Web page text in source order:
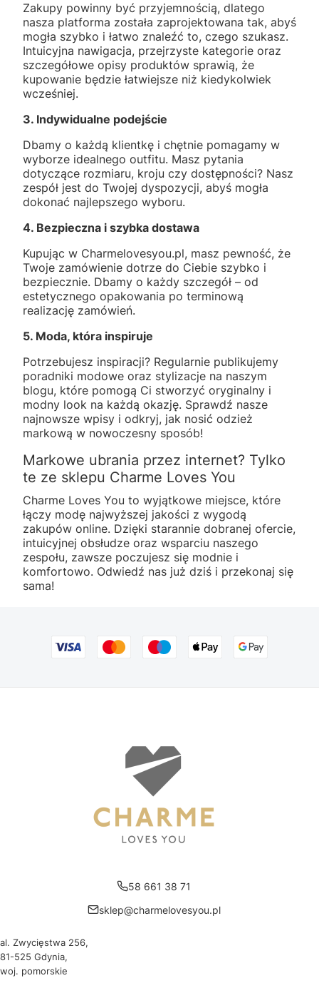
Zakupy powinny być przyjemnością, dlatego
nasza platforma została zaprojektowana tak, abyś
mogła szybko i łatwo znaleźć to, czego szukasz.
Intuicyjna nawigacja, przejrzyste kategorie oraz
szczegółowe opisy produktów sprawią, że
kupowanie będzie łatwiejsze niż kiedykolwiek
wcześniej.
3. Indywidualne podejście
Dbamy o każdą klientkę i chętnie pomagamy w
wyborze idealnego outfitu. Masz pytania
dotyczące rozmiaru, kroju czy dostępności? Nasz
zespół jest do Twojej dyspozycji, abyś mogła
dokonać najlepszego wyboru.
4. Bezpieczna i szybka dostawa
Kupując w Charmelovesyou.pl, masz pewność, że
Twoje zamówienie dotrze do Ciebie szybko i
bezpiecznie. Dbamy o każdy szczegół – od
estetycznego opakowania po terminową
realizację zamówień.
5. Moda, która inspiruje
Potrzebujesz inspiracji? Regularnie publikujemy
poradniki modowe oraz stylizacje na naszym
blogu, które pomogą Ci stworzyć oryginalny i
modny look na każdą okazję. Sprawdź nasze
najnowsze wpisy i odkryj, jak nosić odzież
markową w nowoczesny sposób!
Markowe ubrania przez internet? Tylko
te ze sklepu Charme Loves You
Charme Loves You to wyjątkowe miejsce, które
łączy modę najwyższej jakości z wygodą
zakupów online. Dzięki starannie dobranej ofercie,
intuicyjnej obsłudze oraz wsparciu naszego
zespołu, zawsze poczujesz się modnie i
komfortowo. Odwiedź nas już dziś i przekonaj się
sama!
58 661 38 71
sklep@charmelovesyou.pl
al. Zwycięstwa 256,
81-525 Gdynia,
woj. pomorskie